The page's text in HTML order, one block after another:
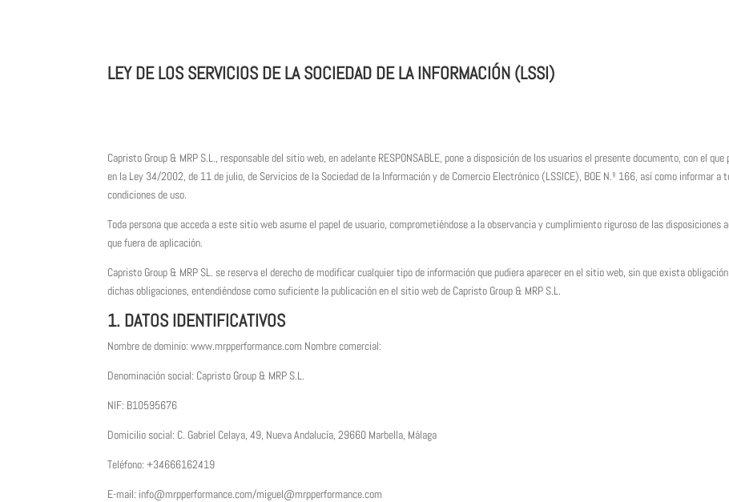
LEY DE LOS SERVICIOS DE LA SOCIEDAD DE LA INFORMACIÓN (LSSI)
Capristo Group & MRP S.L., responsable del sitio web, en adelante RESPONSABLE, pone a disposición de los usuarios el presente documento, con el
en la Ley 34/2002, de 11 de julio, de Servicios de la Sociedad de la Información y de Comercio Electrónico (LSSICE), BOE N.º 166, así como informar
condiciones de uso.
Toda persona que acceda a este sitio web asume el papel de usuario, comprometiéndose a la observancia y cumplimiento riguroso de las
que fuera de aplicación.
Capristo Group & MRP SL. se reserva el derecho de modificar cualquier tipo de información que pudiera aparecer en el sitio web, sin que exista
dichas obligaciones, entendiéndose como suficiente la publicación en el sitio web de Capristo Group & MRP S.L.
1. DATOS IDENTIFICATIVOS
Nombre de dominio: www.mrpperformance.com Nombre comercial:
Denominación social: Capristo Group & MRP S.L.
NIF: B10595676
Domicilio social: C. Gabriel Celaya, 49, Nueva Andalucía, 29660 Marbella, Málaga
Teléfono: +34666162419
E-mail: info@mrpperformance.com/miguel@mrpperformance.com